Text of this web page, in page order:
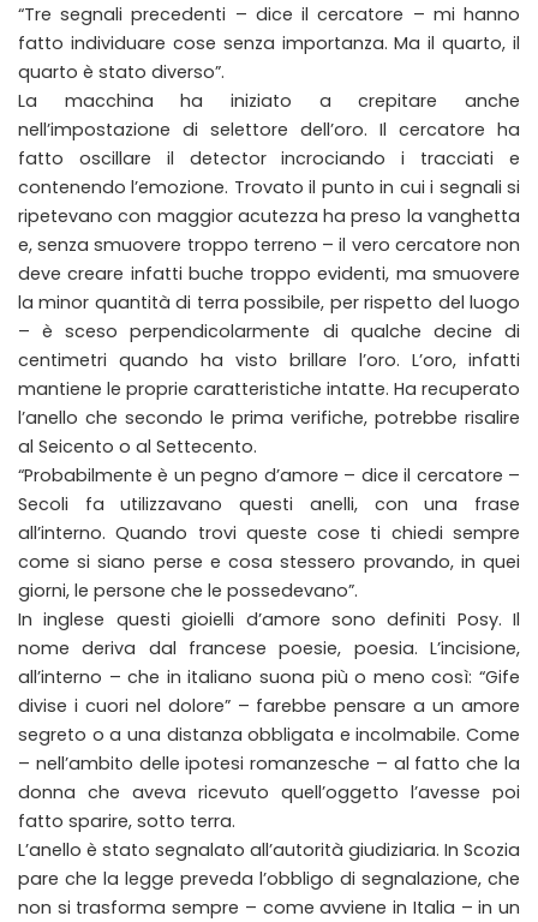
“Tre segnali precedenti – dice il cercatore – mi hanno
fatto individuare cose senza importanza. Ma il quarto, il
quarto è stato diverso”.
La macchina ha iniziato a crepitare anche
nell’impostazione di selettore dell’oro. Il cercatore ha
fatto oscillare il detector incrociando i tracciati e
contenendo l’emozione. Trovato il punto in cui i segnali si
ripetevano con maggior acutezza ha preso la vanghetta
e, senza smuovere troppo terreno – il vero cercatore non
deve creare infatti buche troppo evidenti, ma smuovere
la minor quantità di terra possibile, per rispetto del luogo
– è sceso perpendicolarmente di qualche decine di
centimetri quando ha visto brillare l’oro. L’oro, infatti
mantiene le proprie caratteristiche intatte. Ha recuperato
l’anello che secondo le prima verifiche, potrebbe risalire
al Seicento o al Settecento.
“Probabilmente è un pegno d’amore – dice il cercatore –
Secoli fa utilizzavano questi anelli, con una frase
all’interno. Quando trovi queste cose ti chiedi sempre
come si siano perse e cosa stessero provando, in quei
giorni, le persone che le possedevano”.
In inglese questi gioielli d’amore sono definiti Posy. Il
nome deriva dal francese poesie, poesia. L’incisione,
all’interno – che in italiano suona più o meno così: “Gife
divise i cuori nel dolore” – farebbe pensare a un amore
segreto o a una distanza obbligata e incolmabile. Come
– nell’ambito delle ipotesi romanzesche – al fatto che la
donna che aveva ricevuto quell’oggetto l’avesse poi
fatto sparire, sotto terra.
L’anello è stato segnalato all’autorità giudiziaria. In Scozia
pare che la legge preveda l’obbligo di segnalazione, che
non si trasforma sempre – come avviene in Italia – in un